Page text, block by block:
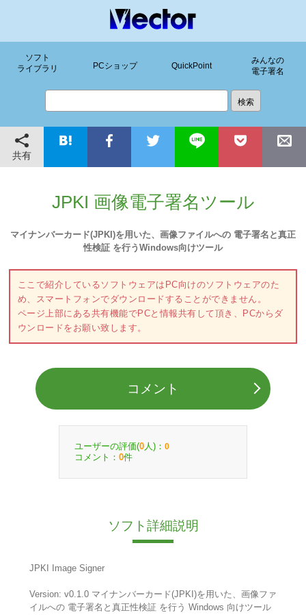
ソフト
ライブラリ
PCショップ QuickPoint
みんなの
電子署名
共有
JPKI 画像電子署名ツール
マイナンバーカード(JPKI)を用いた、画像ファイルへの 電子署名と真正
性検証 を行うWindows向けツール
ここで紹介しているソフトウェアはPC向けのソフトウェアのた
め、スマートフォンでダウンロードすることができません。
ページ上部にある共有機能でPCと情報共有して頂き、PCからダ
ウンロードをお願い致します。
コメント
ユーザーの評価(0 人)： 0
コメント： 0件
ソフト詳細説明
JPKI Image Signer
Version: v0.1.0 マイナンバーカード(JPKI)を用いた、画像ファ
イルへの 電子署名と真正性検証 を行う Windows 向けツール